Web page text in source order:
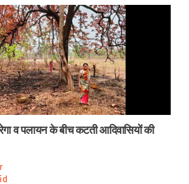
व पलायन के बीच कटती आदिवासियों की